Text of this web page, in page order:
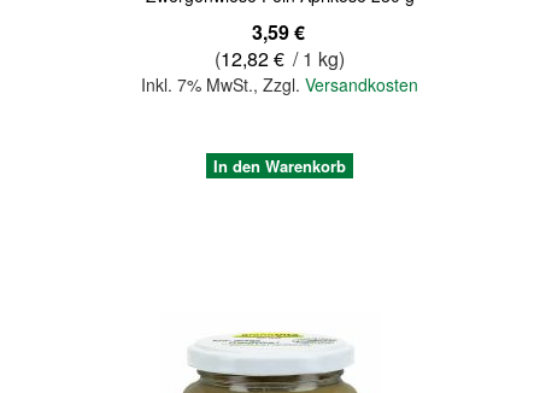
3,59 €
(12,82 € / 1 kg)
Inkl. 7% MwSt.,Zzgl.Versandkosten
In den Warenkorb